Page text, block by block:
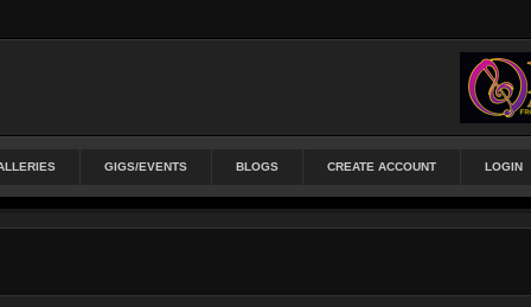
GIGS/EVENTS BLOGS CREATE ACCOUNT LOGIN